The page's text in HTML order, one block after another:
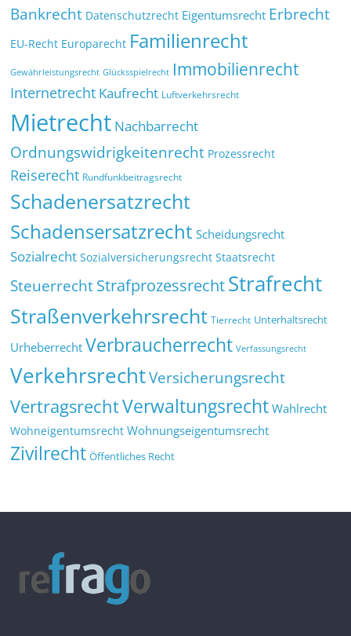
Bankrecht Datenschutzrecht Eigentumsrecht Erbrecht
EU-Recht Europarecht Familienrecht
Gewährleistungsrecht Glücksspielrecht Immobilienrecht
Internetrecht Kaufrecht Luftverkehrsrecht
Mietrecht Nachbarrecht
Ordnungswidrigkeitenrecht Prozessrecht
Reiserecht Rundfunkbeitragsrecht
Schadenersatzrecht
Schadensersatzrecht Scheidungsrecht
Sozialrecht Sozialversicherungsrecht Staatsrecht
SteuerrechtStrafprozessrechtStrafrecht
Straßenverkehrsrecht Tierrecht Unterhaltsrecht
Urheberrecht Verbraucherrecht Verfassungsrecht
VerkehrsrechtVersicherungsrecht
VertragsrechtVerwaltungsrecht Wahlrecht
Wohneigentumsrecht Wohnungseigentumsrecht
Zivilrecht Öffentliches Recht